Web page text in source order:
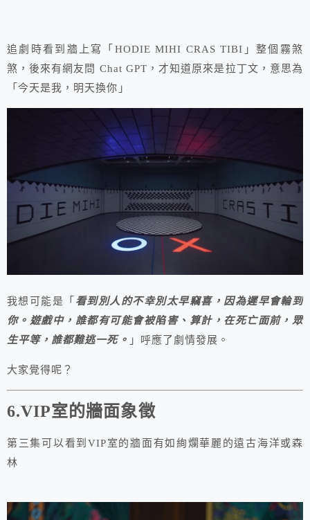
追劇時看到牆上寫「HODIE MIHI CRAS TIBI」整個霧煞
煞，後來有網友問 Chat GPT，才知道原來是拉丁文，意思為
「今天是我，明天換你」
我想可能是「 看到別人的不幸別太早竊喜，因為遲早會輪到
你。遊戲中，誰都有可能會被陷害、算計，在死亡面前，眾
生平等，誰都難逃一死。 」呼應了劇情發展。
大家覺得呢？
6.VIP室的牆面象徵
第三集可以看到VIP室的牆面有如絢爛華麗的遠古海洋或森
林